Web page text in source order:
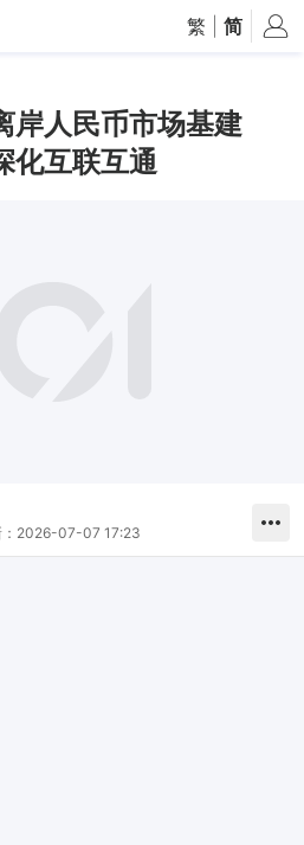
繁 简
岸人民币市场基建
化互联互通
2026-07-07 17:23